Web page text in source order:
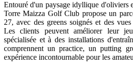
Entouré d'un paysage idyllique d'oliviers
Torre Maizza Golf Club propose un
27, avec des greens soignés et des
Les clients peuvent améliorer leur
spécialisée et à des installations
comprennent un practice, un putting
expérience incontournable pour les